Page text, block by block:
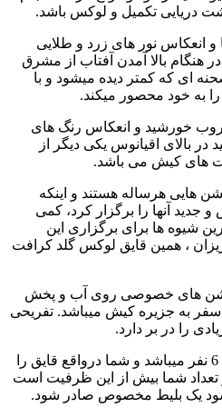
دریایی تکمیل و لوکس باشد.
انعکاس نور های زرد و طلایی
هنگام بالا آمدن آفتاب از مشرق
ای که کمتر دیده میشود و با
به خود محصور میکند.
خورشید و انعکاس رنگ های
در بالای اقیانوس یکی دیگر از
های کیش می باشد.
هایی هرساله هستند و اینکه
جدید آنها را برگزار کرد، کمی
شیوه ها برای برگزاری این
، همین قایق لوکس گلد کرافت
جشن های خصوصی روی آب و پخش
سفر به جزیره کیش میباشد. تفریحی
را در بر دارد.
ظرفیت یات گلدکرافت کیش ، 6 نفر میباشد و شما درواقع قایق را
اگر تعداد شما بیش از این ظرفیت است
یک بلیط مخصوص صادر شود.